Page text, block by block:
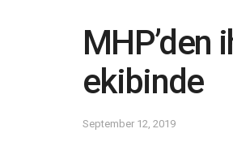
MHP’den
ekibinde
September 12, 2019